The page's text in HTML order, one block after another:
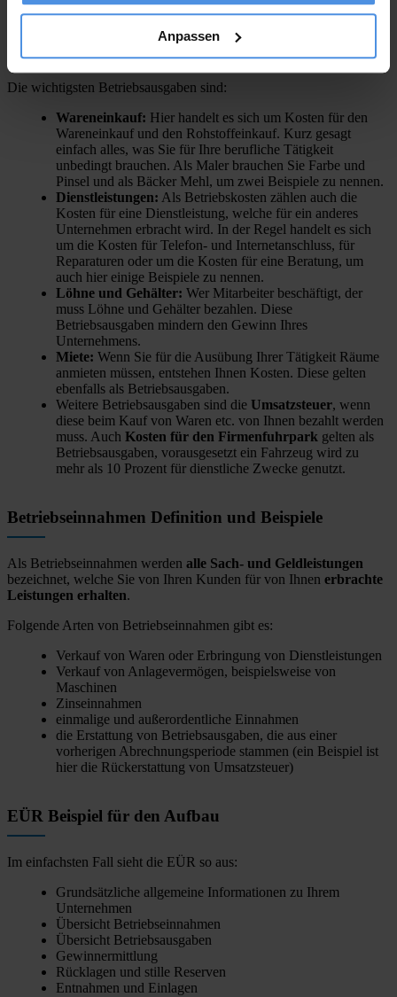
Anpassen
Als Betriebsausgaben werdenalle Kosten
die Ausübung Ihrerbetrieblichen Tätigkeit aufwendenmüssen.
Die wichtigsten Betriebsausgaben sind:
Wareneinkauf: Hier handelt es sich um Kosten für den
Wareneinkauf und den Rohstoffeinkauf. Kurz gesagt
einfach alles, was Sie für Ihre berufliche Tätigkeit
unbedingt brauchen. Als Maler brauchen Sie Farbe und
Pinsel und als Bäcker Mehl, um zwei Beispiele zu nennen.
Dienstleistungen: Als Betriebskosten zählen auch die
Kosten für eine Dienstleistung, welche für ein anderes
Unternehmen erbracht wird. In der Regel handelt es sich
um die Kosten für Telefon- und Internetanschluss, für
Reparaturen oder um die Kosten für eine Beratung, um
auch hier einige Beispiele zu nennen.
Löhne und Gehälter: Wer Mitarbeiter beschäftigt, der
muss Löhne und Gehälter bezahlen. Diese
Betriebsausgaben mindern den Gewinn Ihres
Unternehmens.
Miete: Wenn Sie für die Ausübung Ihrer Tätigkeit Räume
anmieten müssen, entstehen Ihnen Kosten. Diese gelten
ebenfalls als Betriebsausgaben.
Weitere Betriebsausgaben sind die Umsatzsteuer, wenn
diese beim Kauf von Waren etc. von Ihnen bezahlt werden
muss. Auch Kosten für den Firmenfuhrpark gelten als
Betriebsausgaben, vorausgesetzt ein Fahrzeug wird zu
mehr als 10 Prozent für dienstliche Zwecke genutzt.
Betriebseinnahmen Definition und Beispiele
Als Betriebseinnahmen werden alle Sach- und Geldleistungen
bezeichnet, welche Sie von Ihren Kunden für von Ihnen erbrachte
Leistungen erhalten.
Folgende Arten von Betriebseinnahmen gibt es:
Verkauf von Waren oder Erbringung von Dienstleistungen
Verkauf von Anlagevermögen, beispielsweise von
Maschinen
Zinseinnahmen
einmalige und außerordentliche Einnahmen
die Erstattung von Betriebsausgaben, die aus einer
vorherigen Abrechnungsperiode stammen (ein Beispiel ist
hier die Rückerstattung von Umsatzsteuer)
EÜR Beispiel für den Aufbau
Im einfachsten Fall sieht die EÜR so aus:
Grundsätzliche allgemeine Informationen zu Ihrem
Unternehmen
Übersicht Betriebseinnahmen
Übersicht Betriebsausgaben
Gewinnermittlung
Rücklagen und stille Reserven
Entnahmen und Einlagen